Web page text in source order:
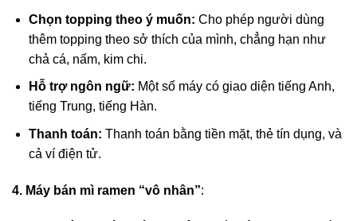
Chọn topping theo ý muốn: Cho phép người dùng
thêm topping theo sở thích của mình, chẳng hạn như
chả cá, nấm, kim chi.
Hỗ trợ ngôn ngữ: Một số máy có giao diện tiếng Anh,
tiếng Trung, tiếng Hàn.
Thanh toán: Thanh toán bằng tiền mặt, thẻ tín dụng, và
cả ví điện tử.
4. Máy bán mì ramen “vô nhân”: